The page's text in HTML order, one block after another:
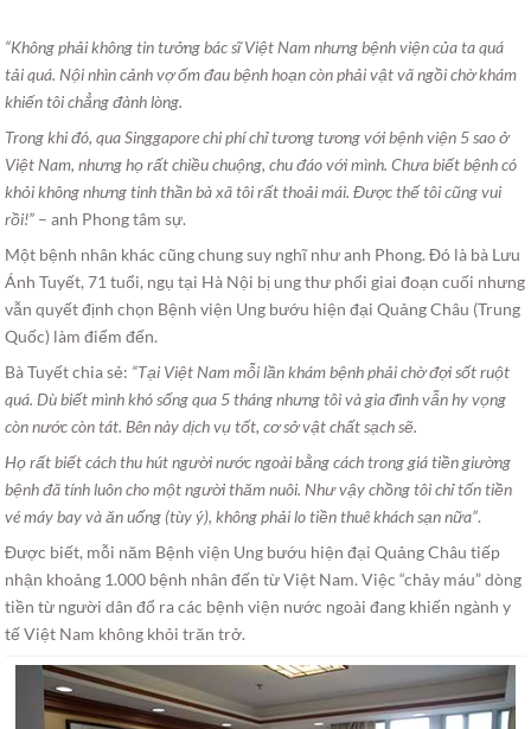
“Không phải không tin tưởng bác sĩ Việt Nam nhưng bệnh viện của ta quá
tải quá. Nội nhìn cảnh vợ ốm đau bệnh hoạn còn phải vật vã ngồi chờ khám
khiến tôi chẳng đành lòng.
Trong khi đó, qua Singgapore chi phí chỉ tương tương với bệnh viện 5 sao ở
Việt Nam, nhưng họ rất chiều chuộng, chu đáo với mình. Chưa biết bệnh có
khỏi không nhưng tinh thần bà xã tôi rất thoải mái. Được thế tôi cũng vui
rồi!” – anh Phong tâm sự.
Một bệnh nhân khác cũng chung suy nghĩ như anh Phong. Đó là bà Lưu
Ánh Tuyết, 71 tuổi, ngụ tại Hà Nội bị ung thư phổi giai đoạn cuối nhưng
vẫn quyết định chọn Bệnh viện Ung bướu hiện đại Quảng Châu (Trung
Quốc) làm điểm đến.
Bà Tuyết chia sẻ: “Tại Việt Nam mỗi lần khám bệnh phải chờ đợi sốt ruột
quá. Dù biết mình khó sống qua 5 tháng nhưng tôi và gia đình vẫn hy vọng
còn nước còn tát. Bên này dịch vụ tốt, cơ sở vật chất sạch sẽ.
Họ rất biết cách thu hút người nước ngoài bằng cách trong giá tiền giường
bệnh đã tính luôn cho một người thăm nuôi. Như vậy chồng tôi chỉ tốn tiền
vé máy bay và ăn uống (tùy ý), không phải lo tiền thuê khách sạn nữa”.
Được biết, mỗi năm Bệnh viện Ung bướu hiện đại Quảng Châu tiếp
nhận khoảng 1.000 bệnh nhân đến từ Việt Nam. Việc “chảy máu” dòng
tiền từ người dân đổ ra các bệnh viện nước ngoài đang khiến ngành y
tế Việt Nam không khỏi trăn trở.